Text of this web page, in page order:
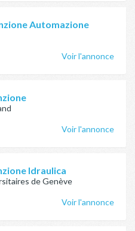
Automazione
Voir l'annonce
Voir l'annonce
Idraulica
de Genève
Voir l'annonce